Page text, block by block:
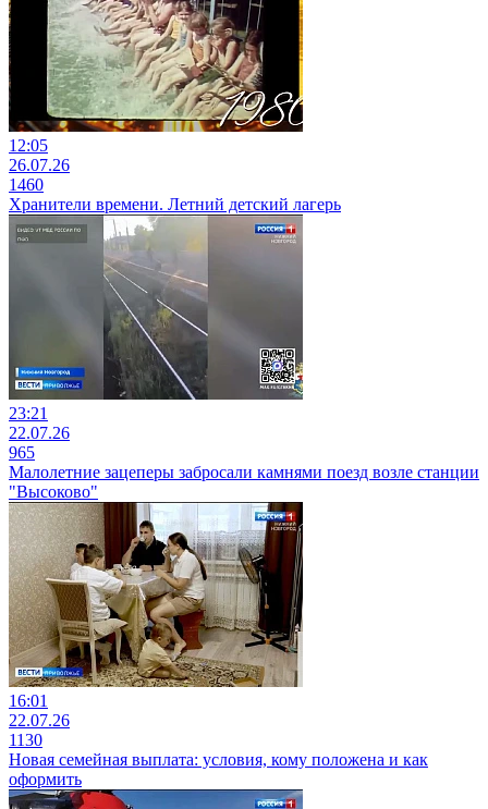
12:05
26.07.26
1460
Хранители времени. Летний детский лагерь
23:21
22.07.26
965
Малолетние зацеперы забросали камнями поезд возле станции
"Высоково"
16:01
22.07.26
1130
Новая семейная выплата: условия, кому положена и как
оформить